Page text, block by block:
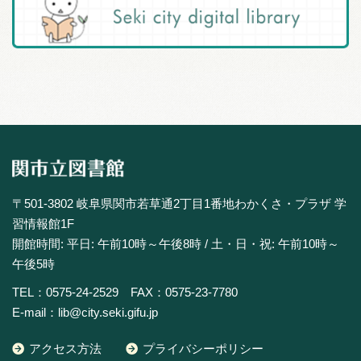
〒501-3802 岐阜県関市若草通2丁目1番地わかくさ・プラザ 学
習情報館1F
開館時間: 平日: 午前10時～午後8時 / 土・日・祝: 午前10時～
午後5時
TEL：0575-24-2529 FAX：0575-23-7780
E-mail：lib@city.seki.gifu.jp
アクセス方法 プライバシーポリシー